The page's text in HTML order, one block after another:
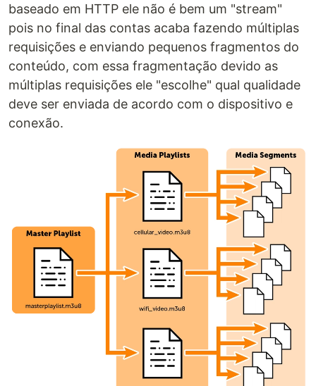
baseado em HTTP ele não é bem um "stream"
pois no final das contas acaba fazendo múltiplas
requisições e enviando pequenos fragmentos do
conteúdo, com essa fragmentação devido as
múltiplas requisições ele "escolhe" qual qualidade
deve ser enviada de acordo com o dispositivo e
conexão.